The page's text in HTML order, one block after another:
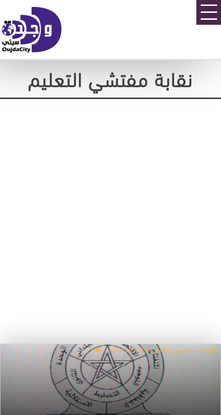
نقابة مفتشي التعليم
نقابة مفتشي التعليم /
26/10/2009
/
0